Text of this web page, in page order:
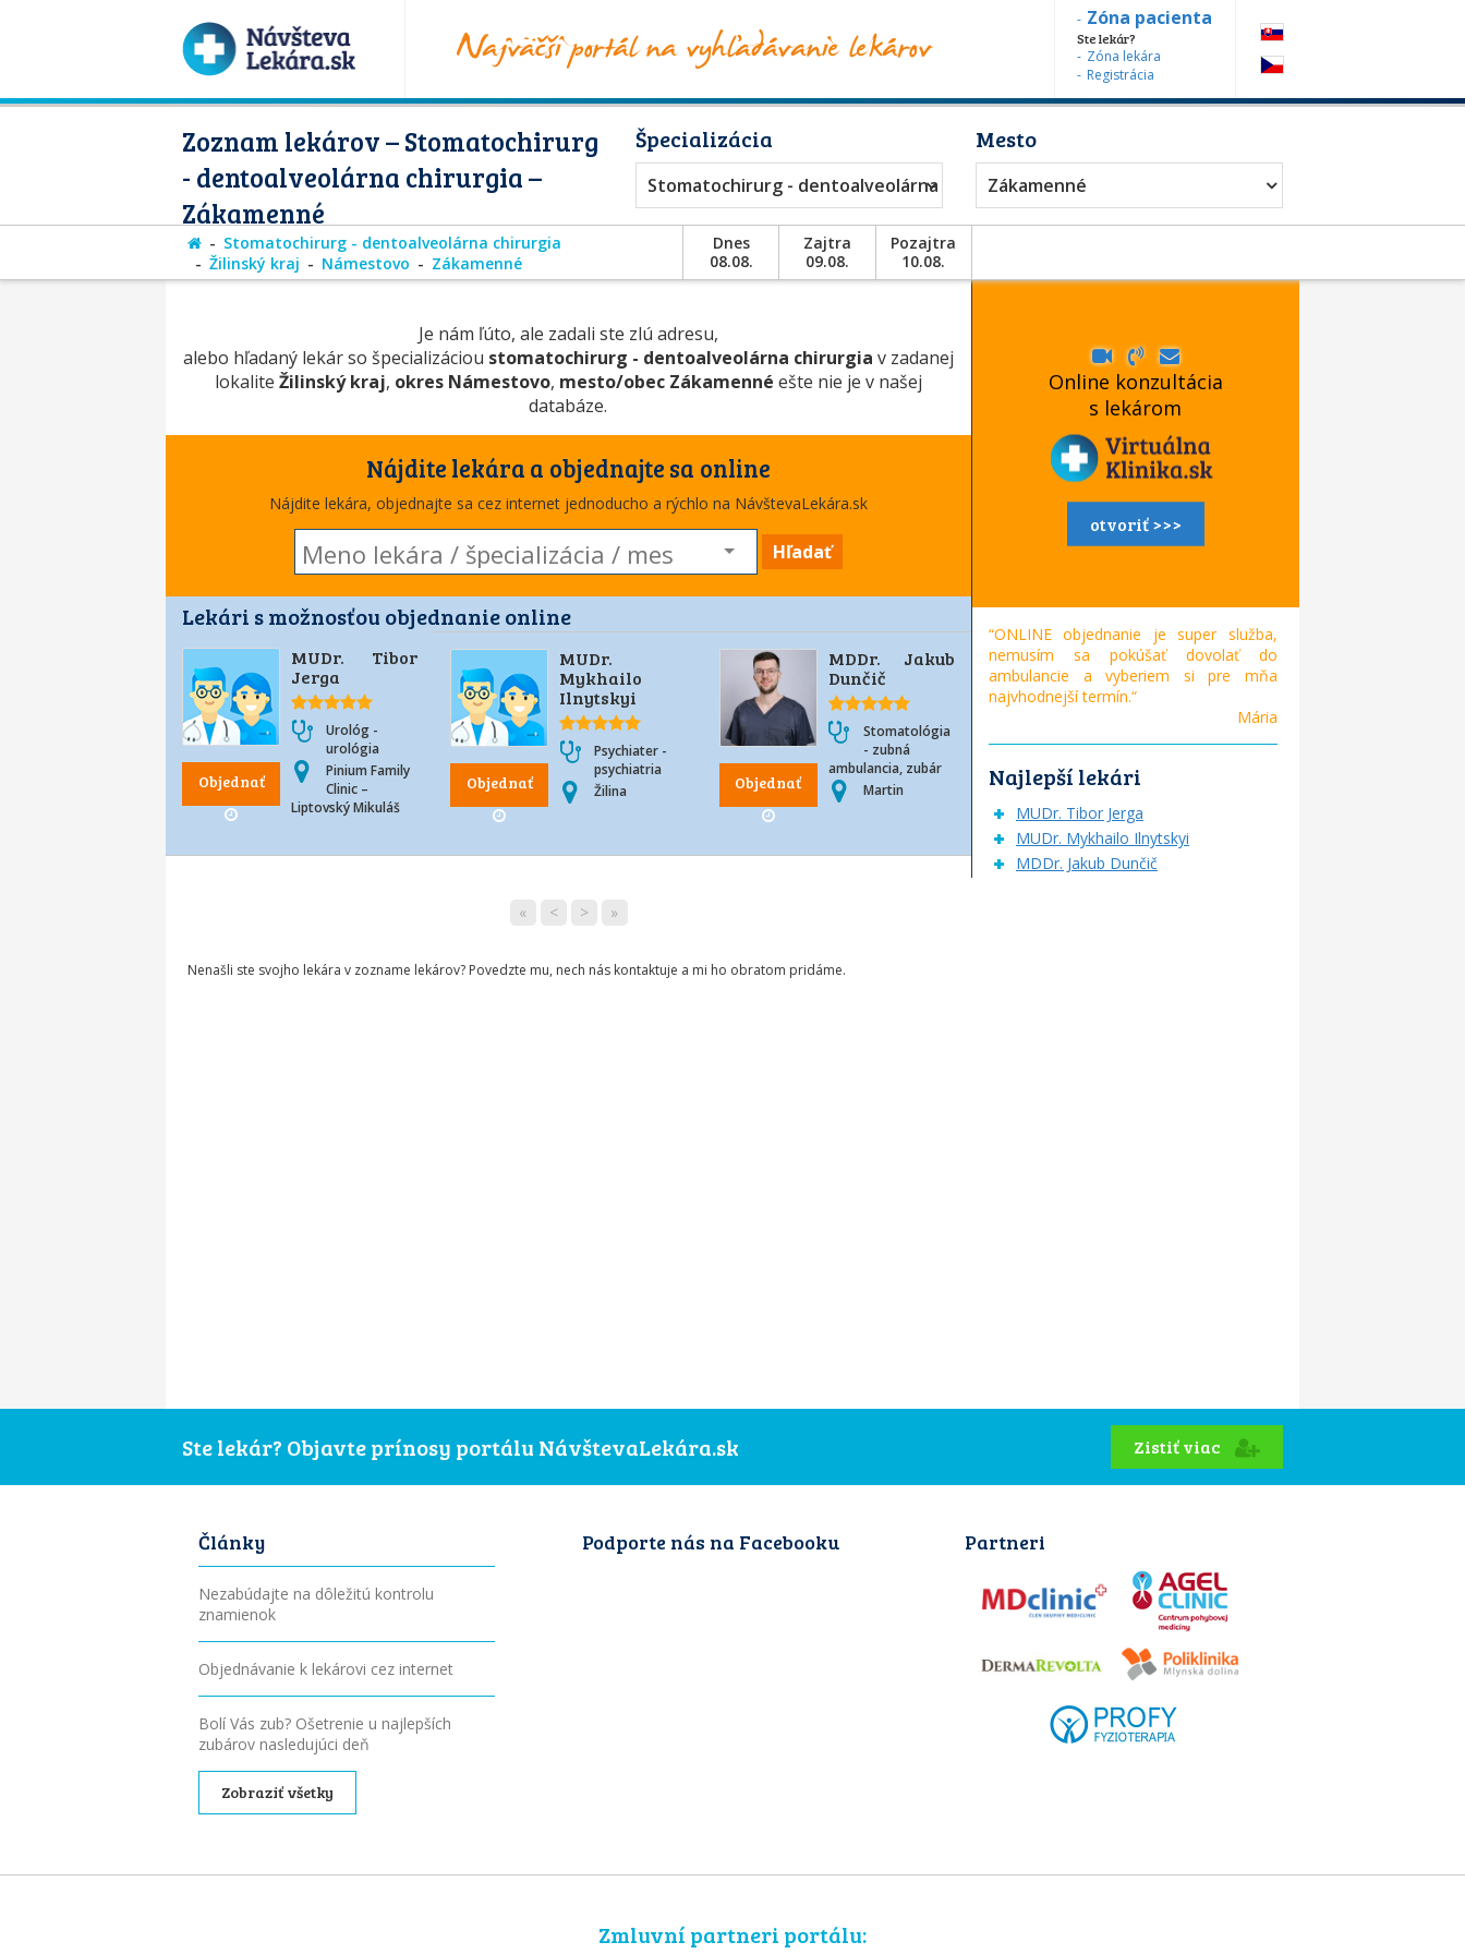
Zóna pacienta
Ste lekár?
Zóna lekára
Registrácia
Zoznam lekárov – Stomatochirurg
- dentoalveolárna chirurgia –
Zákamenné
Špecializácia
Stomatochirurg - dentoalveolárna chirurgia
Mesto
Zákamenné
Stomatochirurg - dentoalveolárna chirurgia
Žilinský kraj
Námestovo Zákamenné
Dnes
08.08.
Zajtra
09.08.
Pozajtra
10.08.
Je nám ľúto, ale zadali ste zlú adresu,
alebo hľadaný lekár so špecializáciou stomatochirurg - dentoalveolárna chirurgia v zadanej
lokalite Žilinský kraj, okres Námestovo, mesto/obec Zákamenné ešte nie je v našej
databáze.
Nájdite lekára a objednajte sa online
Nájdite lekára, objednajte sa cez internet jednoducho a rýchlo na NávštevaLekára.sk
Hľadať
Lekári s možnosťou objednanie online
Objednať
MUDr. Tibor
Jerga
Urológ -
urológia
Pinium Family
Clinic –
Liptovský Mikuláš
Objednať
MUDr.
Mykhailo
Ilnytskyi
Psychiater -
psychiatria
Žilina
Objednať
MDDr. Jakub
Dunčič
Stomatológia
- zubná
ambulancia, zubár
Martin
« < > »
Nenašli ste svojho lekára v zozname lekárov? Povedzte mu, nech nás kontaktuje a mi ho obratom pridáme.
Online konzultácia
s lekárom
otvoriť >>>
“ONLINE objednanie je super služba,
nemusím sa pokúšať dovolať do
ambulancie a vyberiem si pre mňa
najvhodnejší termín.“
Mária
Najlepší lekári
MUDr. Tibor Jerga
MUDr. Mykhailo Ilnytskyi
MDDr. Jakub Dunčič
Ste lekár? Objavte prínosy portálu NávštevaLekára.sk Zistiť viac
Články
Nezabúdajte na dôležitú kontrolu
znamienok
Objednávanie k lekárovi cez internet
Bolí Vás zub? Ošetrenie u najlepších
zubárov nasledujúci deň
Zobraziť všetky
Podporte nás na Facebooku Partneri
Zmluvní partneri portálu: